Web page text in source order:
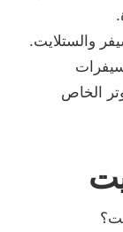
والستلايت.
الخاص